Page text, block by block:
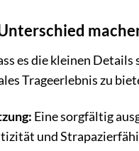
es die kleinen
Trageerlebnis zu
Eine sorgfältig
und